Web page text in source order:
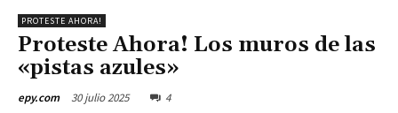
PROTESTE AHORA!
Proteste Ahora! Los muros de las
«pistas azules»
epy.com 30 julio 2025 4